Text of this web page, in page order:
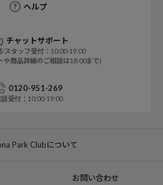
ヘルプ
チャットサポート
スタッフ受付：10:00-19:00
や商品詳細のご相談は18:00まで)
0120-951-269
話受付：10:00-19:00
Park Clubについて
お問い合わせ